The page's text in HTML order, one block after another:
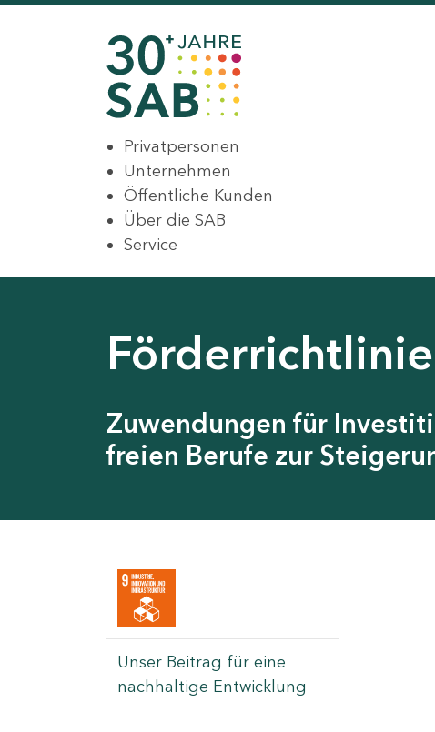
Privatpersonen
Unternehmen
Öffentliche Kunden
Über die SAB
Service
Zuwendungen für
freien Berufe zur
Unser Beitrag für eine
nachhaltige Entwicklung